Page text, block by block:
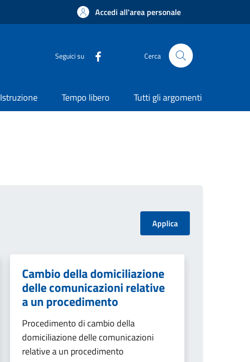
Accedi all'area personale
Seguici su Cerca
Istruzione Tempo libero Tutti gli argomenti
Cambio della domiciliazione
delle comunicazioni relative
a un procedimento
Procedimento di cambio della
domiciliazione delle comunicazioni
relative a un procedimento